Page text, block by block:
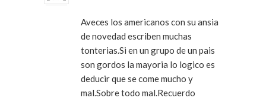
Aveces los americanos con su ansia
de novedad escriben muchas
tonterias.Si en un grupo de un pais
son gordos la mayoria lo logico es
deducir que se come mucho y
mal.Sobre todo mal.Recuerdo